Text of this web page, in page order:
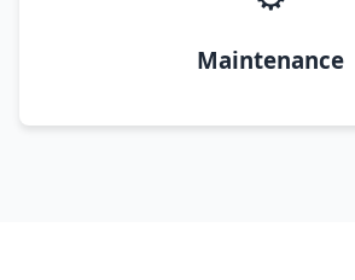
Maintenance